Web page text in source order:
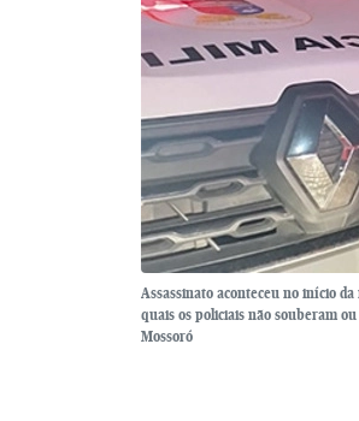
Assassinato aconteceu no início
quais os policiais não souberam
Mossoró